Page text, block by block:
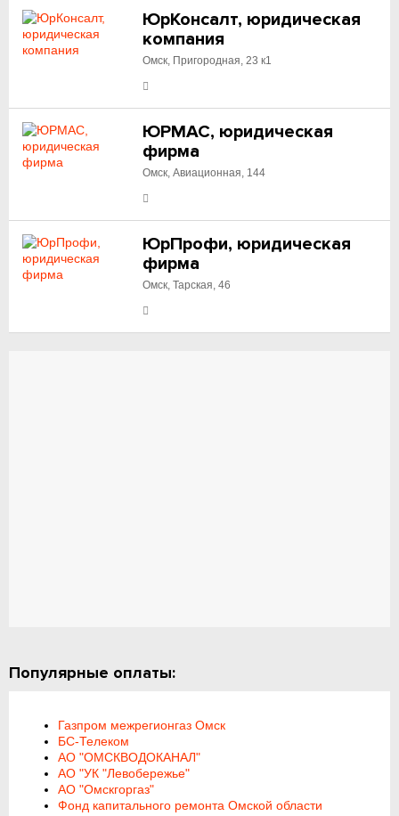
ЮрКонсалт, юридическая
компания
Омск, Пригородная, 23 к1
ЮРМАС, юридическая
фирма
Омск, Авиационная, 144
ЮрПрофи, юридическая
фирма
Омск, Тарская, 46
Популярные оплаты:
Газпром межрегионгаз Омск
БС-Телеком
АО "ОМСКВОДОКАНАЛ"
АО "УК "Левобережье"
АО "Омскгоргаз"
Фонд капитального ремонта Омской области